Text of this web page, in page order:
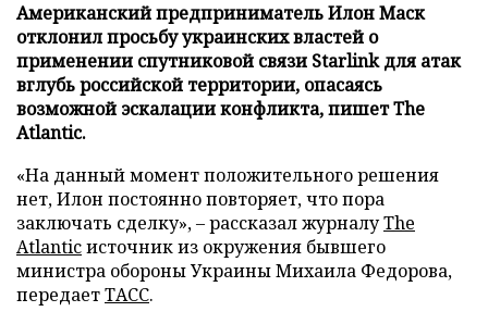
Американский предприниматель Илон Маск
отклонил просьбу украинских властей о
применении спутниковой связи Starlink для атак
вглубь российской территории, опасаясь
возможной эскалации конфликта, пишет The
Atlantic.
«На данный момент положительного решения
нет, Илон постоянно повторяет, что пора
заключать сделку», – рассказал журналуThe
Atlanticисточник из окружения бывшего
министра обороны Украины Михаила Федорова,
передаетТАСС.